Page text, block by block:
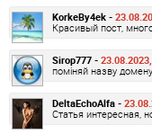
KorkeBy4ek -
Красивый пост,
Sirop777 -
поміняй назву домену
DeltaEchoAlfa -
Статья интересная,